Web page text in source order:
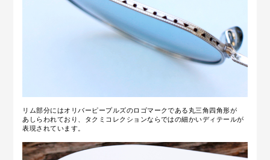
リム部分にはオリバーピープルズのロゴマークである丸三角四角形が
あしらわれており、タクミコレクションならではの細かいディテールが
表現されています。